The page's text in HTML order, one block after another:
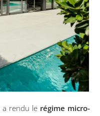
a rendu le régime micro-